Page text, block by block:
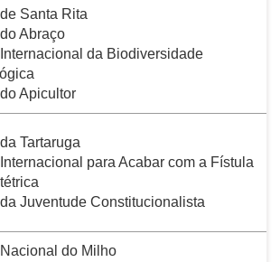
Santa Rita
Abraço
da Biodiversidade
Apicultor
Tartaruga
para Acabar com a Fístula
Juventude Constitucionalista
do Milho